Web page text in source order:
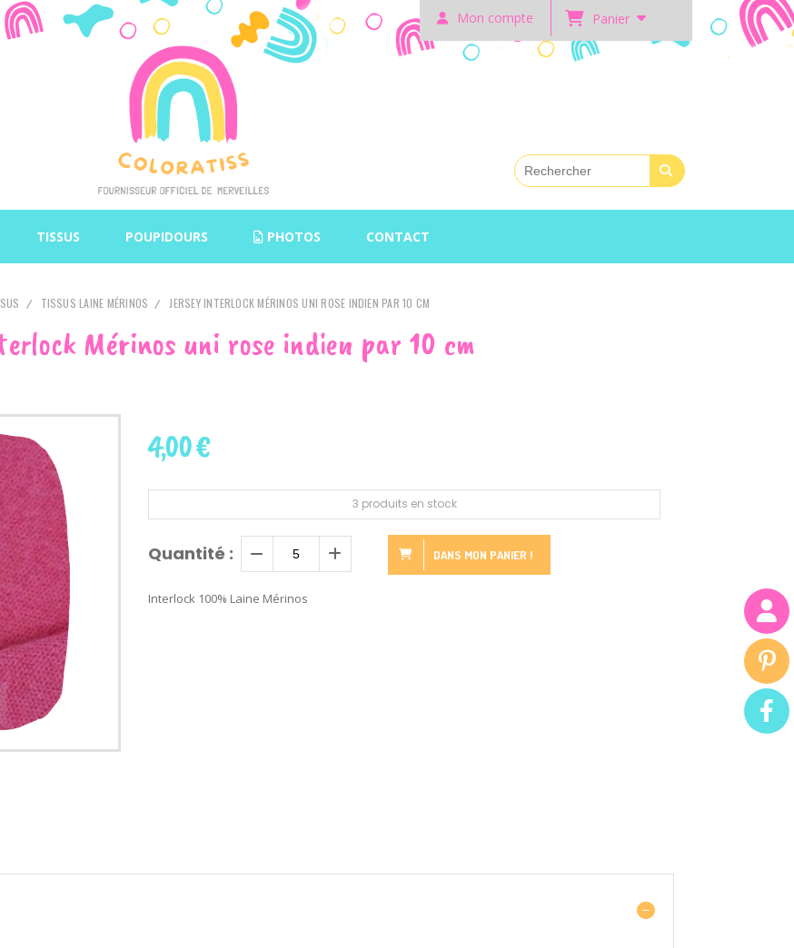
Mon compte Panier
TISSUS POUPIDOURS PHOTOS CONTACT
TISSUS LAINE MÉRINOS JERSEY INTERLOCK MÉRINOS UNI ROSE INDIEN PAR 10 CM
Mérinos uni rose indien par 10 cm
4,00€
3 produits en stock
Quantité : DANS MON PANIER !
Interlock 100% Laine Mérinos